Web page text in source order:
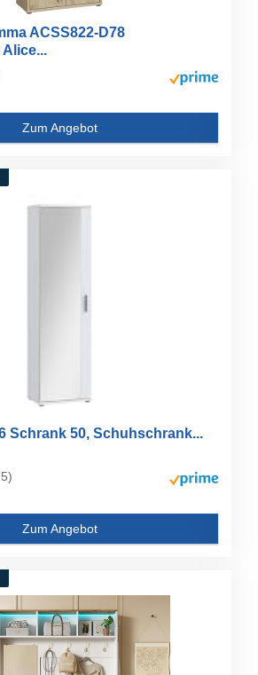
ACSS822-D78
Zum Angebot
Schrank 50, Schuhschrank...
Zum Angebot